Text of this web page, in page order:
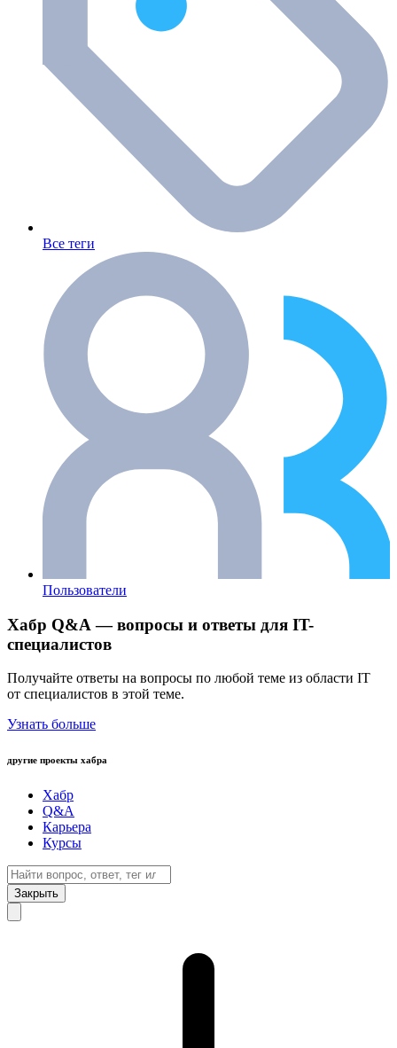
Все теги
Пользователи
Хабр Q&A — вопросы и ответы для IT-
специалистов
Получайте ответы на вопросы по любой теме из области IT
от специалистов в этой теме.
Узнать больше
другие проекты хабра
Хабр
Q&A
Карьера
Курсы
Закрыть